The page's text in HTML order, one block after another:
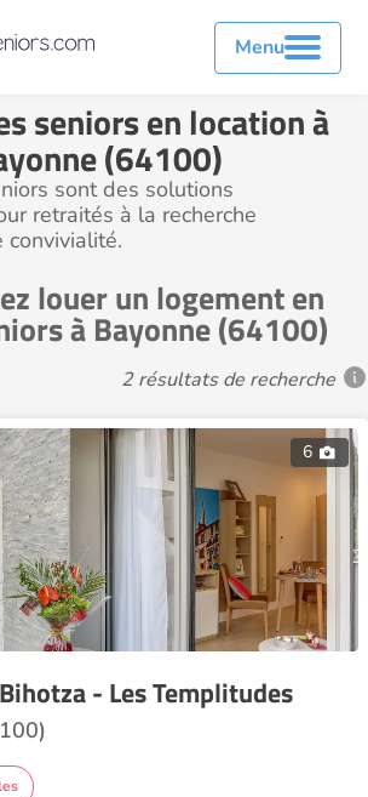
Menu
seniors en location à
(64100)
sont des solutions
retraités à la recherche
louer un logement en
à Bayonne (64100)
2 résultats de recherche
6
- Les Templitudes